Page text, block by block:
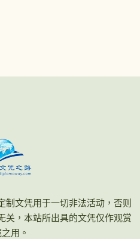
制文凭用于一切非法活动，否则
关，本站所出具的文凭仅作观赏
用。